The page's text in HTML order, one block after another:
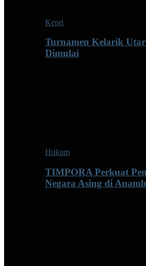
Kepri
Turnamen Kelarik
Dimulai
Hukum
TIMPORA Perkuat
Negara Asing di